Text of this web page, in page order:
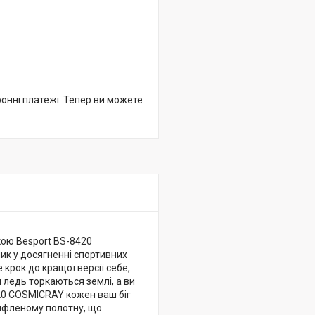
платежі. Тепер ви можете
Besport BS-8420
у досягненні спортивних
до кращої версії себе,
ледь торкаються землі, а ви
COSMICRAY кожен ваш біг
полотну, що